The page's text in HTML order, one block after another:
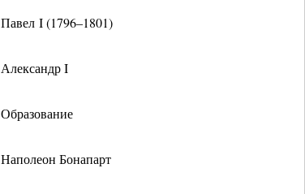
Павел I (1796–1801)
Александр I
Образование
Наполеон Бонапарт